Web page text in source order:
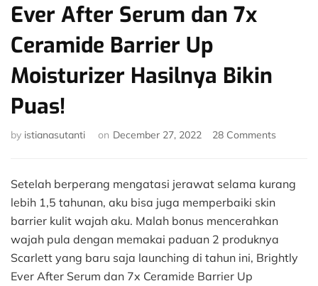
Ever After Serum dan 7x
Ceramide Barrier Up
Moisturizer Hasilnya Bikin
Puas!
by istianasutanti on December 27, 2022 28 Comments
Brightly
Ever
Serum
dan
7x
Setelah berperang mengatasi jerawat selama kurang
lebih 1,5 tahunan, aku bisa juga memperbaiki skin
barrier kulit wajah aku. Malah bonus mencerahkan
wajah pula dengan memakai paduan 2 produknya
Scarlett yang baru saja launching di tahun ini, Brightly
Ever After Serum dan 7x Ceramide Barrier Up